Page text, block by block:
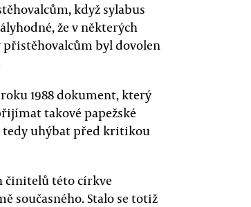
když sylabus
že v některých
přistěhovalcům byl dovolen
1988 dokument, který
takové papežské
tedy uhýbat před kritikou
činitelů této církve
současného. Stalo se totiž